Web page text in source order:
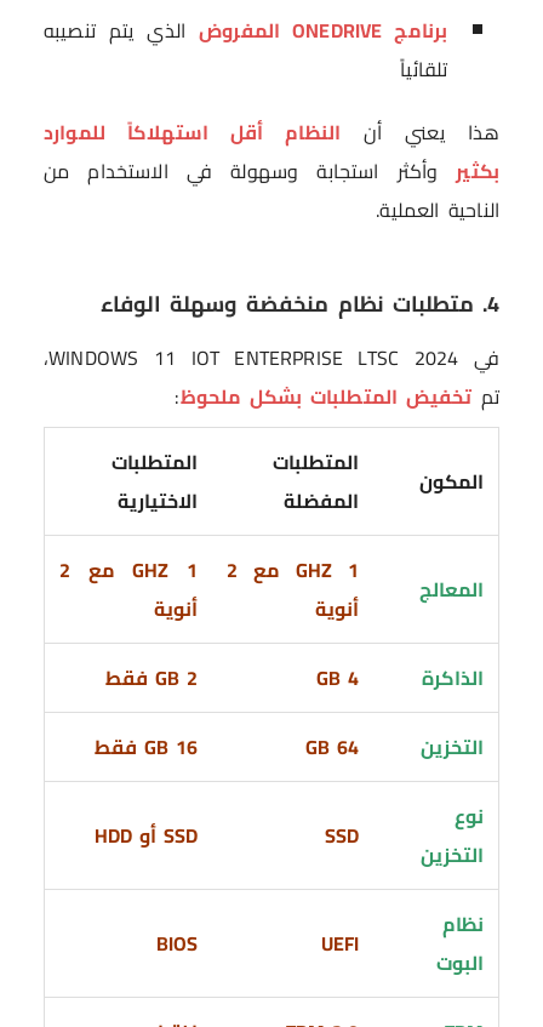
برنامج ONEDRIVE المفروض
الذي يتم تنصيبه
تلقائياً
هذا يعني أن النظام أقل استهلاكاً للموارد
بكثير وأكثر استجابة وسهولة في الاستخدام من
الناحية العملية.
4. متطلبات نظام منخفضة وسهلة الوفاء
في WINDOWS 11 IOT ENTERPRISE LTSC 2024،
تم تخفيض المتطلبات بشكل ملحوظ:
المكون
المتطلبات
المفضلة
المتطلبات
الاختيارية
المعالج
1 GHZ مع 2
أنوية
1 GHZ مع 2
أنوية
الذاكرة
4 GB
2 GB فقط
التخزين
64 GB
16 GB فقط
نوع
التخزين
SSD SSD أو HDD
نظام
البوت
UEFI
BIOS